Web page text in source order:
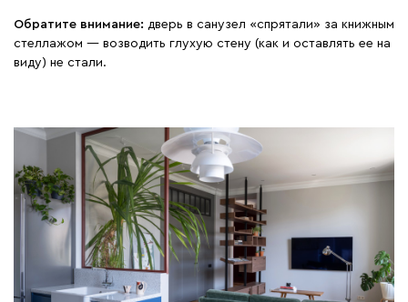
Обратите внимание: дверь в санузел «спрятали» за книжным
стеллажом — возводить глухую стену (как и оставлять ее на
виду) не стали.